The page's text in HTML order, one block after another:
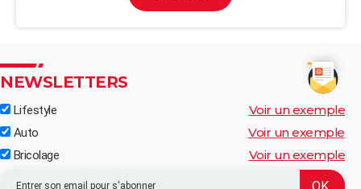
NEWSLETTERS
Lifestyle Voir un exemple
Auto Voir un exemple
Bricolage Voir un exemple